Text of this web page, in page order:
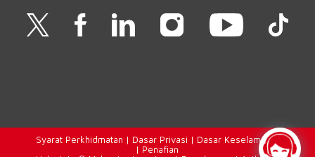
Syarat Perkhidmatan | Dasar Privasi | Dasar Keselamatan
| Penafian